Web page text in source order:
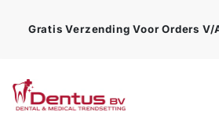
Gratis Verzending Voor Orders V/